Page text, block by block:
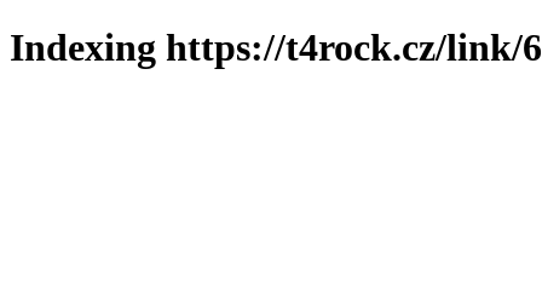
Indexing https://t4rock.cz/link/